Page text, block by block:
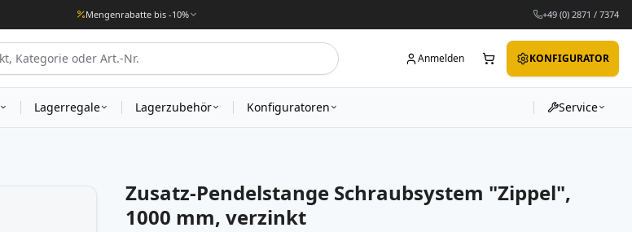
Mengenrabatte bis -10% +49 (0) 2871 / 7374
Anmelden KONFIGURATOR
Lagerregale Lagerzubehör Konfiguratoren Service
Zusatz-Pendelstange Schraubsystem "Zippel",
1000 mm, verzinkt